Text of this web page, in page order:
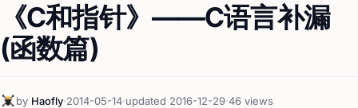
《C和指针》——C语言补漏
(函数篇)
by Haofly·2014-05-14·updated 2016-12-29·46 views